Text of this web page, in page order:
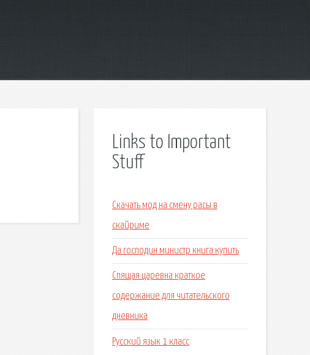
Links to Important
Stuff
Скачать мод на смену расы в
скайриме
Да господин министр книга купить
Спящая царевна краткое
содержание для читательского
дневника
Русский язык 1 класс